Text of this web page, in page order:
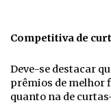
Competitiva de
Deve-se destacar
prêmios de melhor
quanto na de